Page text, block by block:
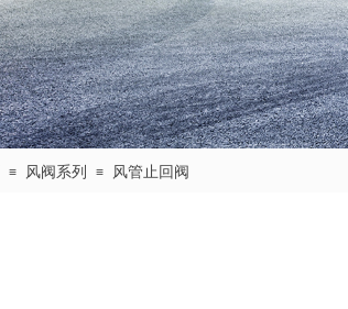
≡ 风阀系列 ≡ 风管止回阀